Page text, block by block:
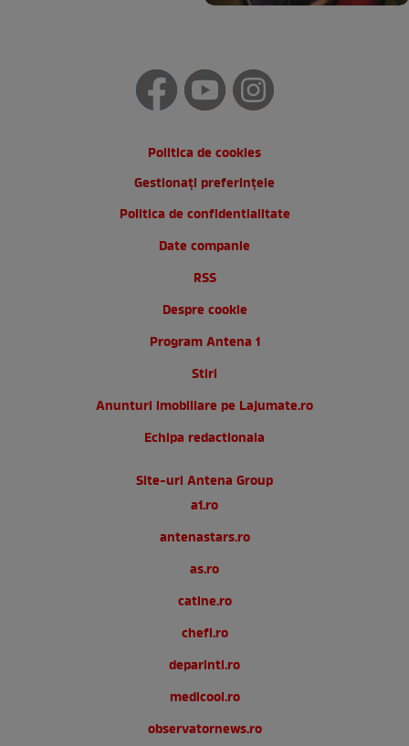
Politica de cookies
Gestionați preferințele
Politica de confidentialitate
Date companie
RSS
Despre cookie
Program Antena 1
Stiri
Anunturi imobiliare pe Lajumate.ro
Echipa redactionala
Site-uri Antena Group
a1.ro
antenastars.ro
as.ro
catine.ro
chefi.ro
deparinti.ro
medicool.ro
observatornews.ro